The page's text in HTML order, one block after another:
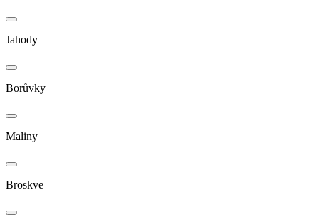
Jahody
Borůvky
Maliny
Broskve